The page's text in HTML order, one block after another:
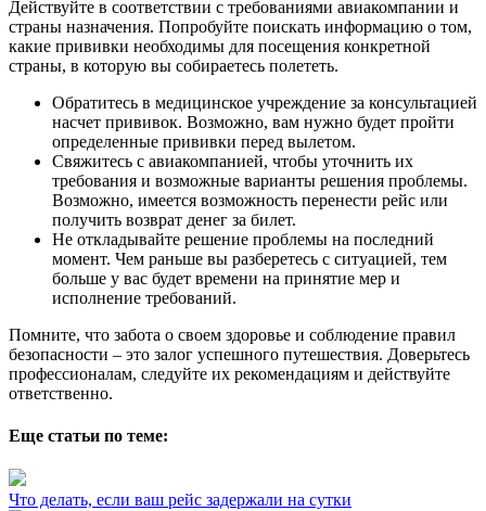
Действуйте в соответствии с требованиями авиакомпании и
страны назначения. Попробуйте поискать информацию о том,
какие прививки необходимы для посещения конкретной
страны, в которую вы собираетесь полететь.
Обратитесь в медицинское учреждение за консультацией
насчет прививок. Возможно, вам нужно будет пройти
определенные прививки перед вылетом.
Свяжитесь с авиакомпанией, чтобы уточнить их
требования и возможные варианты решения проблемы.
Возможно, имеется возможность перенести рейс или
получить возврат денег за билет.
Не откладывайте решение проблемы на последний
момент. Чем раньше вы разберетесь с ситуацией, тем
больше у вас будет времени на принятие мер и
исполнение требований.
Помните, что забота о своем здоровье и соблюдение правил
безопасности – это залог успешного путешествия. Доверьтесь
профессионалам, следуйте их рекомендациям и действуйте
ответственно.
Еще статьи по теме:
Что делать, если ваш рейс задержали на сутки